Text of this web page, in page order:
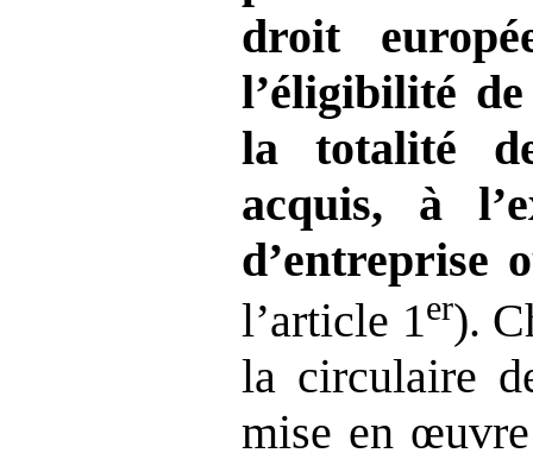
droit
l’éligibilité
la totalité
acquis, à
d’entreprise
l’article 1er).
la circulaire
mise en